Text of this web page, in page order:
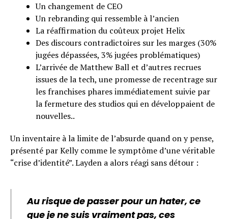
Un changement de CEO
Un rebranding qui ressemble à l’ancien
La réaffirmation du coûteux projet Helix
Des discours contradictoires sur les marges (30%
jugées dépassées, 3% jugées problématiques)
L’arrivée de Matthew Ball et d’autres recrues
issues de la tech, une promesse de recentrage sur
les franchises phares immédiatement suivie par
la fermeture des studios qui en développaient de
nouvelles..
Un inventaire à la limite de l’absurde quand on y pense,
présenté par Kelly comme le symptôme d’une véritable
“crise d’identité”. Layden a alors réagi sans détour :
Au risque de passer pour un hater, ce
que je ne suis vraiment pas, ces